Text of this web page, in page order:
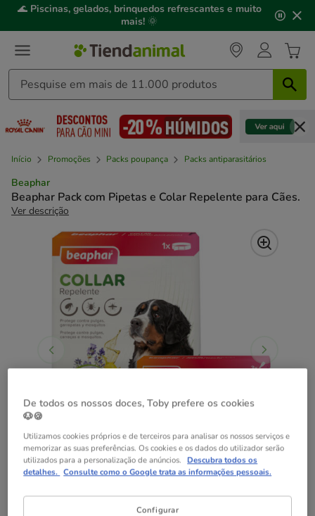
3,
mensagem,
🌊 Piscinas, gelados, brinquedos refrescantes e muito
mais! 🌞
Início Promoções Packs poupança Packs antiparasitários
Beaphar
Beaphar Pack com Pipetas e Colar Repelente para Cães.
Ver descrição
De todos os nossos doces, Toby prefere os cookies
🐶🍪
Utilizamos cookies próprios e de terceiros para analisar os nossos serviços e
memorizar as suas preferências. Os cookies e os dados do utilizador serão
utilizados para a personalização de anúncios. Descubra todos os
detalhes. Consulte como o Google trata as informações pessoais.
Configurar